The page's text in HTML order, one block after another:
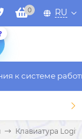
0 RU
системе
Клавиатура